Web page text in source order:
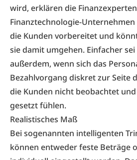
wird, erklären die
Finanztechnologie-Unternehmen
die Kunden vorbereitet und
sie damit umgehen. Einfacher
außerdem, wenn sich das
Bezahlvorgang diskret zur Seite
die Kunden nicht beobachtet
gesetzt fühlen.
Realistisches Maß
Bei sogenannten intelligenten
können entweder feste Beträge